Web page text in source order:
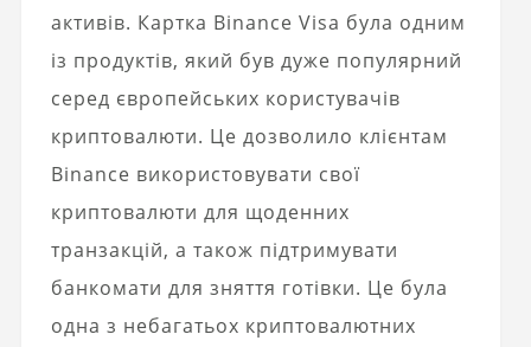
активів. Картка Binance Visa була одним
із продуктів, який був дуже популярний
серед європейських користувачів
криптовалюти. Це дозволило клієнтам
Binance використовувати свої
криптовалюти для щоденних
транзакцій, а також підтримувати
банкомати для зняття готівки. Це була
одна з небагатьох криптовалютних